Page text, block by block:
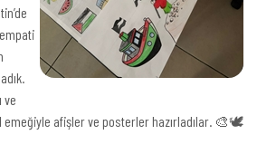
ve
emeğiyle afişler ve posterler hazırladılar. 🎨🕊️